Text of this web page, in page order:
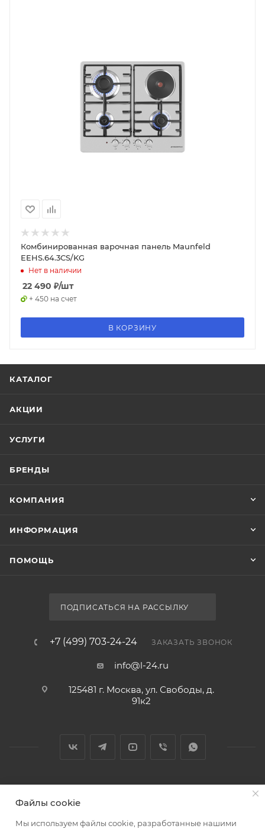
Комбинированная варочная панель Maunfeld
EEHS.64.3CS/KG
Нет в наличии
22 490 ₽/шт
+ 450 на счет
В КОРЗИНУ
КАТАЛОГ
АКЦИИ
УСЛУГИ
БРЕНДЫ
КОМПАНИЯ
ИНФОРМАЦИЯ
ПОМОЩЬ
ПОДПИСАТЬСЯ НА РАССЫЛКУ
+7 (499) 703-24-24 ЗАКАЗАТЬ ЗВОНОК
info@l-24.ru
125481 г. Москва, ул. Свободы, д.
91к2
Файлы cookie
Мы используем файлы cookie, разработанные нашими